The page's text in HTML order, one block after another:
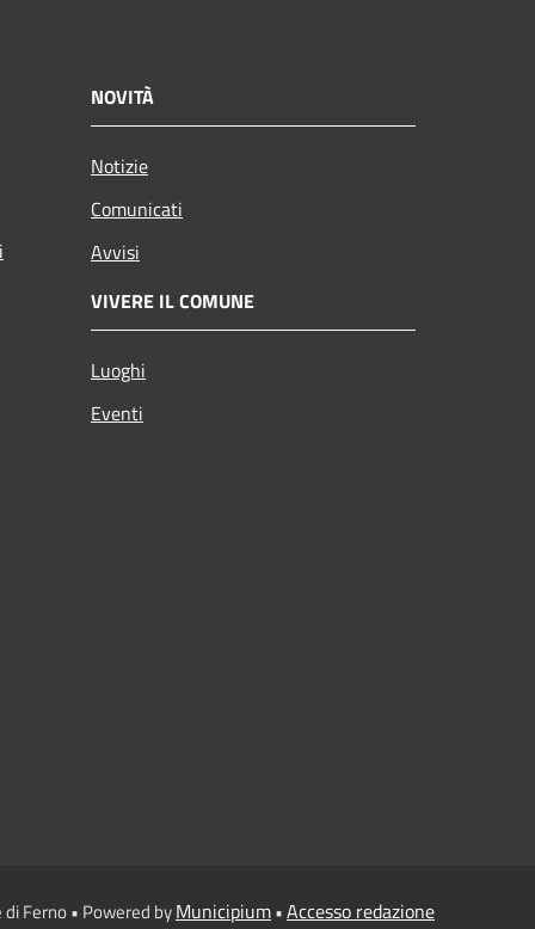
NOVITÀ
Notizie
Comunicati
Avvisi
VIVERE IL COMUNE
Luoghi
Eventi
Ferno • Powered byMunicipium•Accesso redazione